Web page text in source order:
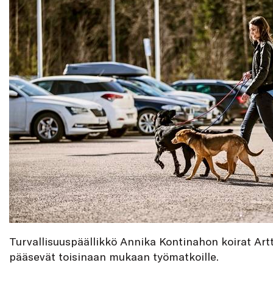
Turvallisuuspäällikkö Annika Kontinahon koirat
pääsevät toisinaan mukaan työmatkoille.